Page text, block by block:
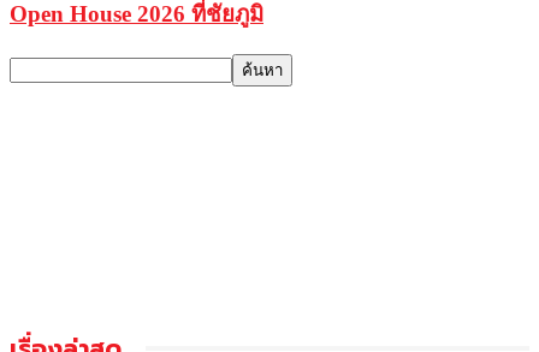
Open House 2026 ที่ชัยภูมิ